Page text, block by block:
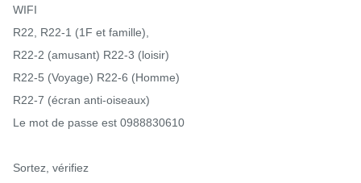
WIFI
R22, R22-1 (1F et famille),
R22-2 (amusant) R22-3 (loisir)
R22-5 (Voyage) R22-6 (Homme)
R22-7 (écran anti-oiseaux)
Le mot de passe est 0988830610
Sortez, vérifiez